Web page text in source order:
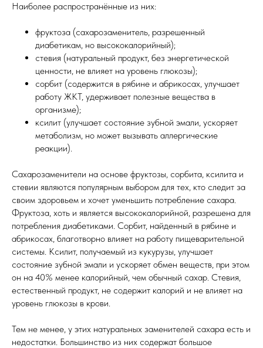
Наиболее распространённые из них:
фруктоза (сахарозаменитель, разрешенный
диабетикам, но высококалорийный);
стевия (натуральный продукт, без энергетической
ценности, не влияет на уровень глюкозы);
сорбит (содержится в рябине и абрикосах, улучшает
работу ЖКТ, удерживает полезные вещества в
организме);
ксилит (улучшает состояние зубной эмали, ускоряет
метаболизм, но может вызывать аллергические
реакции).
Сахарозаменители на основе фруктозы, сорбита, ксилита и
стевии являются популярным выбором для тех, кто следит за
своим здоровьем и хочет уменьшить потребление сахара.
Фруктоза, хоть и является высококалорийной, разрешена для
потребления диабетиками. Сорбит, найденный в рябине и
абрикосах, благотворно влияет на работу пищеварительной
системы. Ксилит, получаемый из кукурузы, улучшает
состояние зубной эмали и ускоряет обмен веществ, при этом
он на 40% менее калорийный, чем обычный сахар. Стевия,
естественный продукт, не содержит калорий и не влияет на
уровень глюкозы в крови.
Тем не менее, у этих натуральных заменителей сахара есть и
недостатки. Большинство из них содержат большое